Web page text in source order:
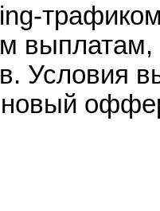
Условия
новый